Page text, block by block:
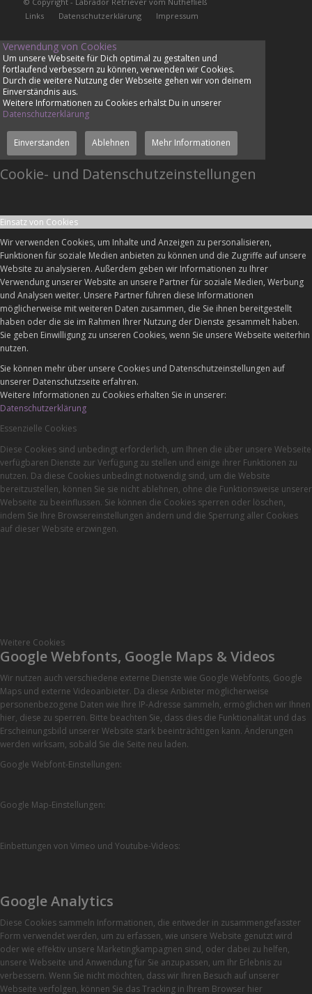
Links
Datenschutzerklärung Impressum
Verwendung von Cookies
Um unsere Webseite für Dich optimal zu gestalten und
fortlaufend verbessern zu können, verwenden wir Cookies.
Durch die weitere Nutzung der Webseite gehen wir von deinem
Einverständnis aus.
Weitere Informationen zu Cookies erhälst Du in unserer
Datenschutzerklärung
Einverstanden Ablehnen Mehr Informationen
Cookie- und Datenschutzeinstellungen
Einsatz von Cookies
Wir verwenden Cookies, um Inhalte und Anzeigen zu personalisieren,
Funktionen für soziale Medien anbieten zu können und die Zugriffe auf unsere
Website zu analysieren. Außerdem geben wir Informationen zu Ihrer
Verwendung unserer Website an unsere Partner für soziale Medien, Werbung
und Analysen weiter. Unsere Partner führen diese Informationen
möglicherweise mit weiteren Daten zusammen, die Sie ihnen bereitgestellt
haben oder die sie im Rahmen Ihrer Nutzung der Dienste gesammelt haben.
Sie geben Einwilligung zu unseren Cookies, wenn Sie unsere Webseite weiterhin
nutzen.
Sie können mehr über unsere Cookies und Datenschutzeinstellungen auf
unserer Datenschutzseite erfahren.
Weitere Informationen zu Cookies erhalten Sie in unserer:
Datenschutzerklärung
Essenzielle Cookies
Diese Cookies sind unbedingt erforderlich, um Ihnen die über unsere Webseite
verfügbaren Dienste zur Verfügung zu stellen und einige ihrer Funktionen zu
nutzen. Da diese Cookies unbedingt notwendig sind, um die Website
bereitzustellen, können Sie sie nicht ablehnen, ohne die Funktionsweise unserer
Webseite zu beeinflussen. Sie können die Cookies sperren oder löschen,
indem Sie Ihre Browsereinstellungen ändern und die Sperrung aller Cookies
auf dieser Website erzwingen.
Weitere Cookies
Google Webfonts, Google Maps & Videos
Wir nutzen auch verschiedene externe Dienste wie Google Webfonts, Google
Maps und externe Videoanbieter. Da diese Anbieter möglicherweise
personenbezogene Daten wie Ihre IP-Adresse sammeln, ermöglichen wir Ihnen
hier, diese zu sperren. Bitte beachten Sie, dass dies die Funktionalität und das
Erscheinungsbild unserer Website stark beeinträchtigen kann. Änderungen
werden wirksam, sobald Sie die Seite neu laden.
Google Webfont-Einstellungen:
Google Map-Einstellungen:
Einbettungen von Vimeo und Youtube-Videos:
Google Analytics
Diese Cookies sammeln Informationen, die entweder in zusammengefasster
Form verwendet werden, um zu erfassen, wie unsere Website genutzt wird
oder wie effektiv unsere Marketingkampagnen sind, oder dabei zu helfen,
unsere Webseite und Anwendung für Sie anzupassen, um Ihr Erlebnis zu
verbessern. Wenn Sie nicht möchten, dass wir Ihren Besuch auf unserer
Webseite verfolgen, können Sie das Tracking in Ihrem Browser hier